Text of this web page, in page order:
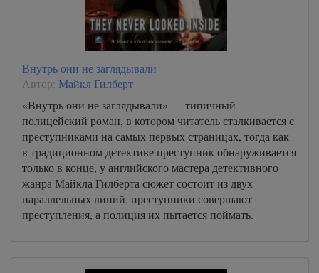
Внутрь они не заглядывали
Автор: Майкл Гилберт
«Внутрь они не заглядывали» — типичный
полицейский роман, в котором читатель сталкивается с
преступниками на самых первых страницах, тогда как
в традиционном детективе преступник обнаруживается
только в конце, у английского мастера детективного
жанра Майкла Гилберта сюжет состоит из двух
параллельных линий: преступники совершают
преступления, а полиция их пытается поймать.